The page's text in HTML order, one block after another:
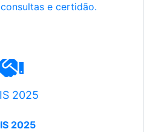
e certidão.
2025
2025